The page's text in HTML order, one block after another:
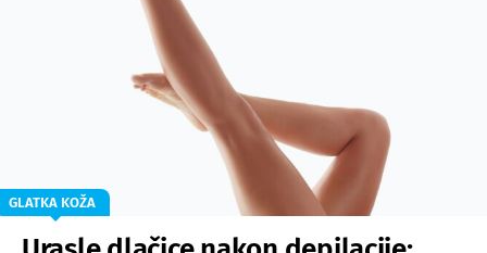
GLATKA KOŽA